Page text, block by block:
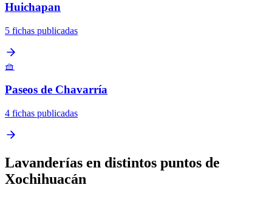
Huichapan
5 fichas publicadas
🧺
Paseos de Chavarría
4 fichas publicadas
Lavanderías en distintos puntos de
Xochihuacán